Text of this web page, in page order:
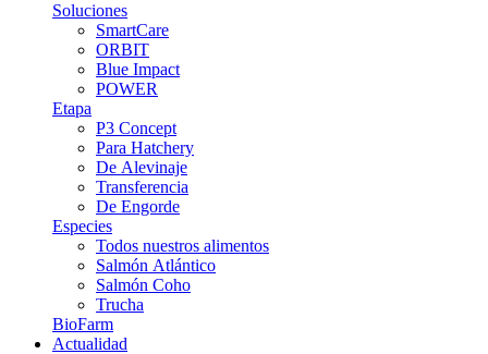
Soluciones
SmartCare
ORBIT
Blue Impact
POWER
Etapa
P3 Concept
Para Hatchery
De Alevinaje
Transferencia
De Engorde
Especies
Todos nuestros alimentos
Salmón Atlántico
Salmón Coho
Trucha
BioFarm
Actualidad